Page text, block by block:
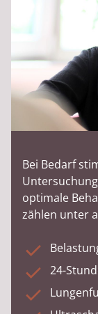
Bei Bedarf
optimale
zählen unter
24-